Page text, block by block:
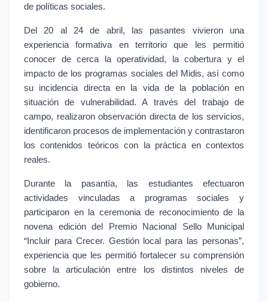
de políticas sociales.
Del 20 al 24 de abril, las pasantes vivieron una
experiencia formativa en territorio que les permitió
conocer de cerca la operatividad, la cobertura y el
impacto de los programas sociales del Midis, así como
su incidencia directa en la vida de la población en
situación de vulnerabilidad. A través del trabajo de
campo, realizaron observación directa de los servicios,
identificaron procesos de implementación y contrastaron
los contenidos teóricos con la práctica en contextos
reales.
Durante la pasantía, las estudiantes efectuaron
actividades vinculadas a programas sociales y
participaron en la ceremonia de reconocimiento de la
novena edición del Premio Nacional Sello Municipal
“Incluir para Crecer. Gestión local para las personas”,
experiencia que les permitió fortalecer su comprensión
sobre la articulación entre los distintos niveles de
gobierno.